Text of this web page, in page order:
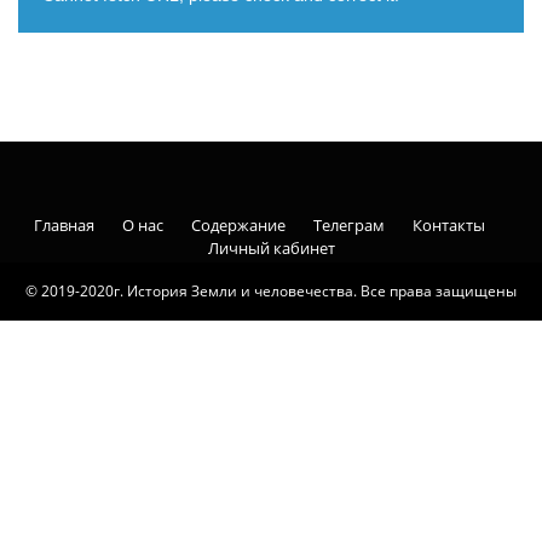
© 2019-2020г. История Земли и человечества. Все права защищены
Главная О нас Содержание Телеграм
Контакты
Личный кабинет